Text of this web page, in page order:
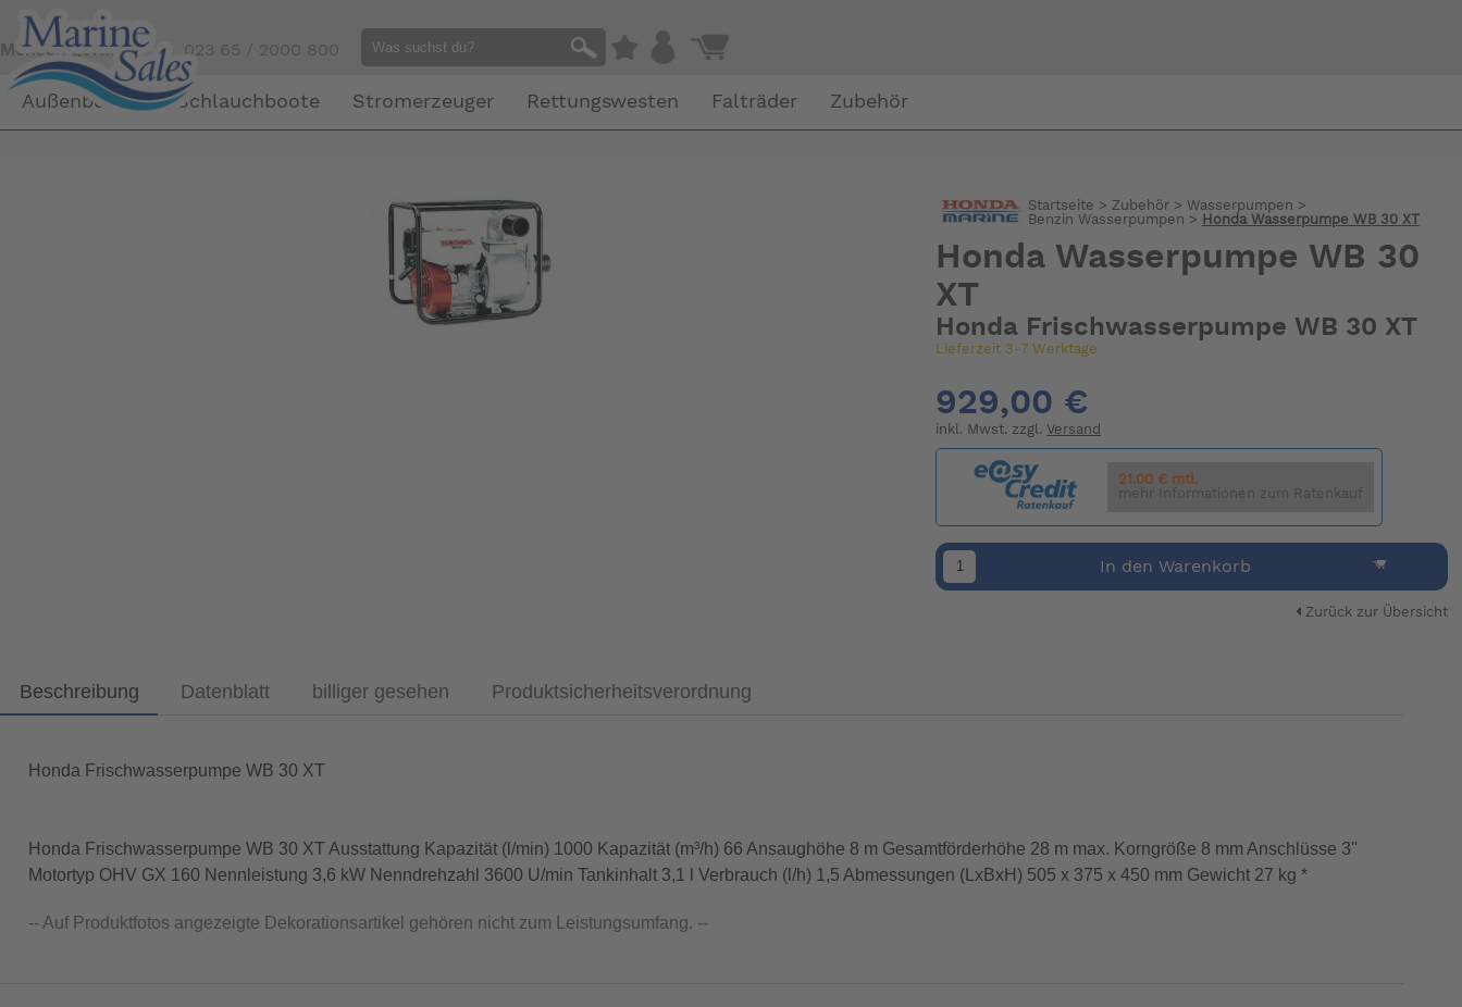
Mensch gefällig?Tel. 023 65 / 2000 800
Außenborder Schlauchboote Stromerzeuger Rettungswesten Falträder Zubehör
Startseite > Zubehör> Wasserpumpen >
Benzin Wasserpumpen > Honda Wasserpumpe WB 30 XT
Honda Wasserpumpe WB 30
XT
Honda Frischwasserpumpe WB 30 XT
Lieferzeit 3-7 Werktage
929,00 €
inkl. Mwst. zzgl.Versand
21.00 € mtl.
mehr Informationen zum Ratenkauf
In den Warenkorb
Zurück zur Übersicht
Beschreibung Datenblatt billiger gesehen Produktsicherheitsverordnung
Honda Frischwasserpumpe WB 30 XT
Honda Frischwasserpumpe WB 30 XT Ausstattung Kapazität (l/min) 1000 Kapazität (m³/h) 66 Ansaughöhe 8 m Gesamtförderhöhe 28 m max. Korngröße 8 mm Anschlüsse 3''
Motortyp OHV GX 160 Nennleistung 3,6 kW Nenndrehzahl 3600 U/min Tankinhalt 3,1 l Verbrauch (l/h) 1,5 Abmessungen (LxBxH) 505 x 375 x 450 mm Gewicht 27 kg *
-- Auf Produktfotos angezeigte Dekorationsartikel gehören nicht zum Leistungsumfang. --